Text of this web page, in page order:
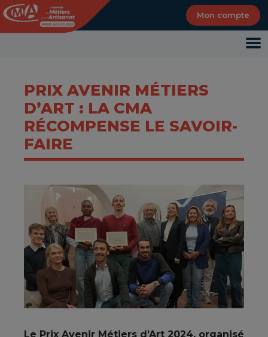
Mon compte
PRIX AVENIR MÉTIERS
D’ART : LA CMA
RÉCOMPENSE LE SAVOIR-
FAIRE
Le Prix Avenir Métiers d’Art 2024, organisé
Panneau de gestion des cookies